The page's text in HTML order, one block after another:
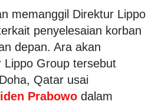
memanggil Direktur Lippo
penyelesaian korban
depan. Ara akan
Lippo Group tersebut
Qatar usai
Prabowo dalam